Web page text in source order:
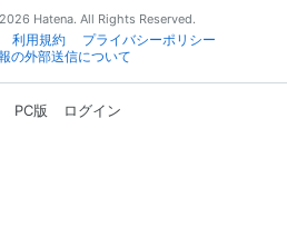
Hatena. All Rights Reserved.
利用規約
プライバシーポリシー
の外部送信について
PC版 ログイン